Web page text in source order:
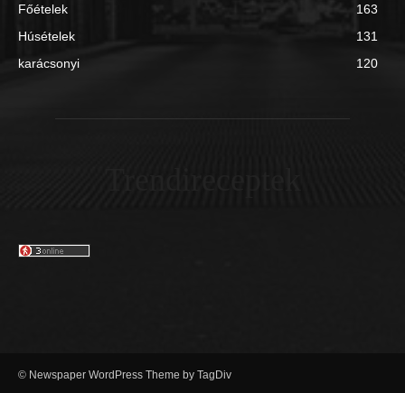
Főételek
163
Húsételek
131
karácsonyi
120
© Newspaper WordPress Theme by TagDiv